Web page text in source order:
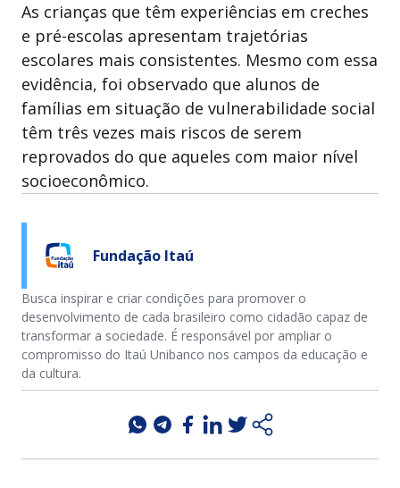
As crianças que têm experiências em creches
e pré-escolas apresentam trajetórias
escolares mais consistentes. Mesmo com essa
evidência, foi observado que alunos de
famílias em situação de vulnerabilidade social
têm três vezes mais riscos de serem
reprovados do que aqueles com maior nível
socioeconômico.
Fundação Itaú
Busca inspirar e criar condições para promover o
desenvolvimento de cada brasileiro como cidadão capaz de
transformar a sociedade. É responsável por ampliar o
compromisso do Itaú Unibanco nos campos da educação e
da cultura.